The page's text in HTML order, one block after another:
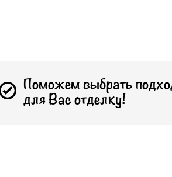
Поможем выбрать
для Вас отделку!